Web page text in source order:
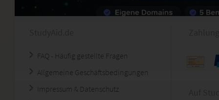
FAQ - Häufig gestellte Fragen
Allgemeine Geschäftsbedingungen
Impressum & Datenschutz